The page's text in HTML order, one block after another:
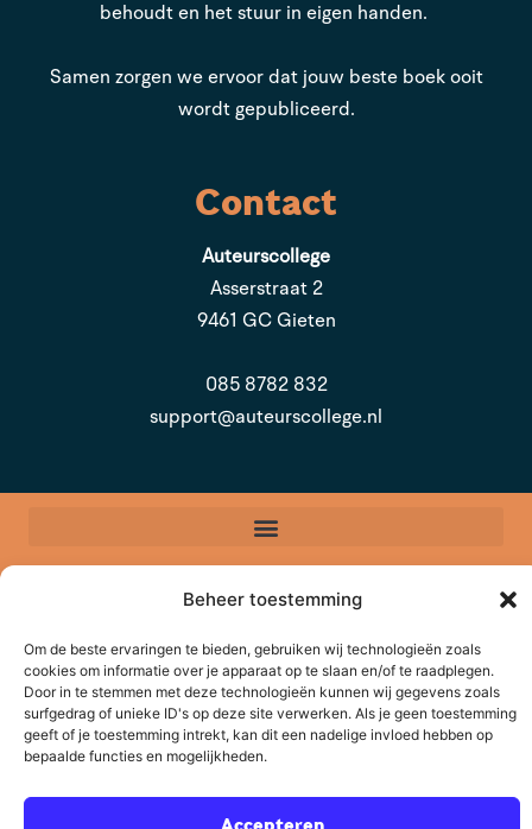
Beheer toestemming
Om de beste ervaringen te bieden, gebruiken wij technologieën zoals
cookies om informatie over je apparaat op te slaan en/of te raadplegen.
Door in te stemmen met deze technologieën kunnen wij gegevens zoals
surfgedrag of unieke ID's op deze site verwerken. Als je geen toestemming
geeft of je toestemming intrekt, kan dit een nadelige invloed hebben op
bepaalde functies en mogelijkheden.
Accepteren
behoudt en het stuur in eigen handen.
Samen zorgen we ervoor dat jouw beste boek ooit
wordt gepubliceerd.
Contact
Auteurscollege
Asserstraat 2
9461 GC Gieten
085 8782 832
support@auteurscollege.nl
Purple Carrot
Selecteer een evenement